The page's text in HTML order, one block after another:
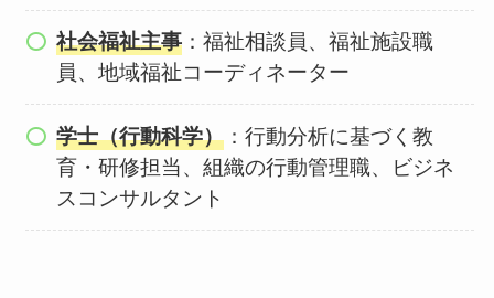
社会福祉主事：福祉相談員、福祉施設職
員、地域福祉コーディネーター
学士（行動科学）：行動分析に基づく教
育・研修担当、組織の行動管理職、ビジネ
スコンサルタント